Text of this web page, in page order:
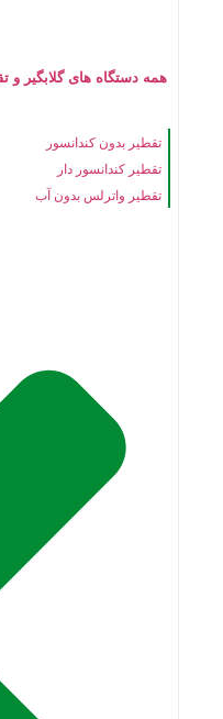
همه دستگاه های گلابگیر و
تقطیر بدون کندانسور
تقطیر کندانسور دار
تقطیر واترلس بدون آب